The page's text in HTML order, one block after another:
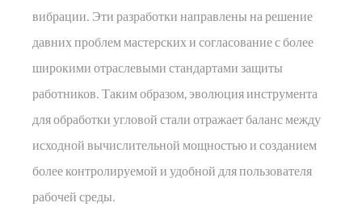
вибрации. Эти разработки направлены на решение
давних проблем мастерских и согласование с более
широкими отраслевыми стандартами защиты
работников. Таким образом, эволюция инструмента
для обработки угловой стали отражает баланс между
исходной вычислительной мощностью и созданием
более контролируемой и удобной для пользователя
рабочей среды.